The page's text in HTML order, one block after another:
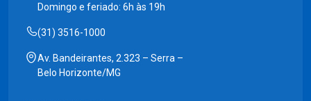
Domingo e feriado: 6h às 19h
(31) 3516-1000
Av. Bandeirantes, 2.323 – Serra –
Belo Horizonte/MG